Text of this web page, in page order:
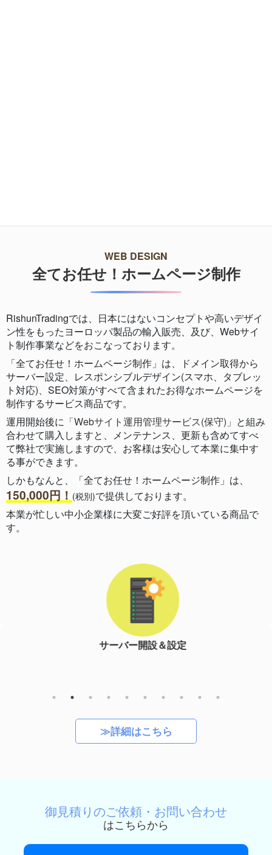
WEB DESIGN
全てお任せ！ホームページ制作
RishunTradingでは、日本にはないコンセプトや高いデザイ
ン性をもったヨーロッパ製品の輸入販売、及び、Webサイ
ト制作事業などをおこなっております。
「全てお任せ！ホームページ制作」は、ドメイン取得から
サーバー設定、レスポンシブルデザイン(スマホ、タブレッ
ト対応)、SEO対策がすべて含まれたお得なホームページを
制作するサービス商品です。
運用開始後に 「Webサイト運用管理サービス(保守)」 と組み
合わせて購入しますと、メンテナンス、更新も含めてすべ
て弊社で実施しますので、お客様は安心して本業に集中す
る事ができます。
しかもなんと、「全てお任せ！ホームページ制作」は、
150,000円！ (税別)で提供しております。
本業が忙しい中小企業様に大変ご好評を頂いている商品で
す。
サーバー開設＆設定
≫詳細はこちら
御見積りのご依頼・お問い合わせ
はこちらから